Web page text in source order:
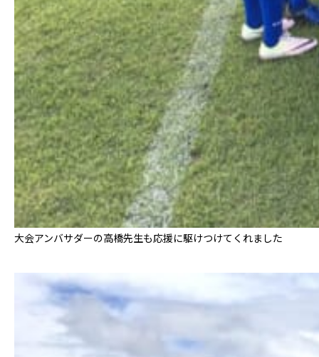
大会アンバサダーの高橋先生も応援に駆けつけてくれました